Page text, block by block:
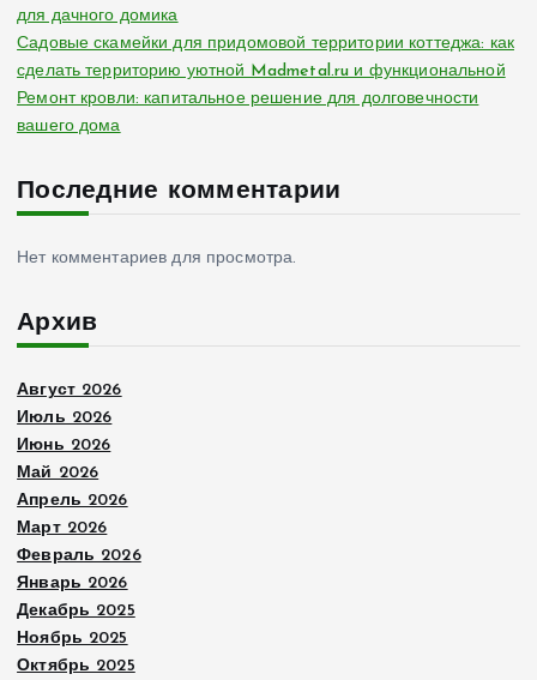
для дачного домика
Садовые скамейки для придомовой территории коттеджа: как
сделать территорию уютной Madmetal.ru и функциональной
Ремонт кровли: капитальное решение для долговечности
вашего дома
Последние комментарии
Нет комментариев для просмотра.
Архив
Август 2026
Июль 2026
Июнь 2026
Май 2026
Апрель 2026
Март 2026
Февраль 2026
Январь 2026
Декабрь 2025
Ноябрь 2025
Октябрь 2025